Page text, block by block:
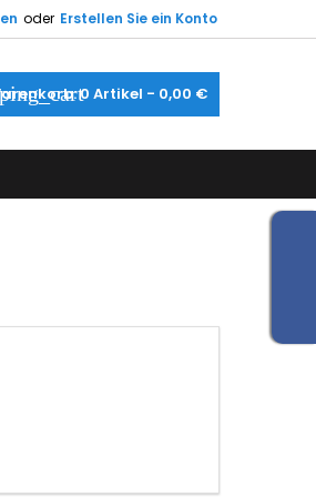
oder Erstellen Sie ein Konto
0 Artikel - 0,00 €